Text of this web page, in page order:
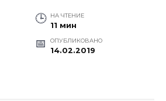
НА ЧТЕНИЕ
11 мин
ОПУБЛИКОВАНО
14.02.2019